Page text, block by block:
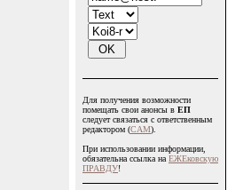
Для получения возможности
помещать свои анонсы в ЕП
следует связаться с ответственным
редактором (CAM).
При использовании информации,
обязательна ссылка на ЕЖЕковскую
ПРАВДУ!